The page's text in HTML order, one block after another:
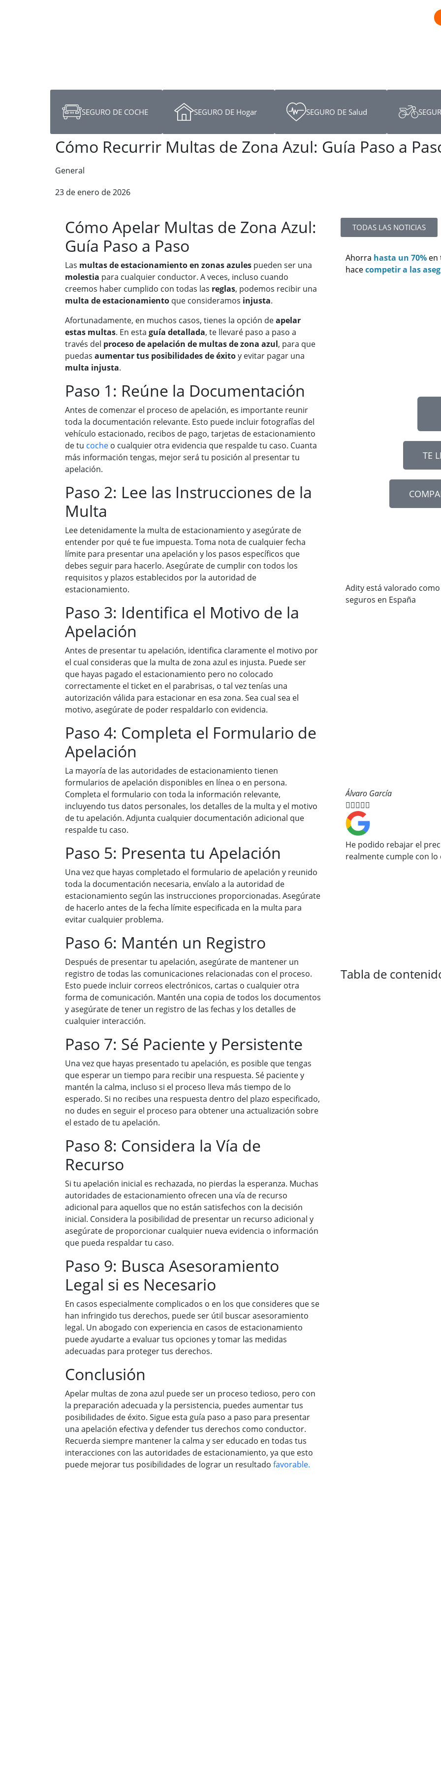
SEGURO DE COCHE SEGURO DE Hogar SEGURO DE Salud
Cómo Recurrir Multas de Zona Azul: Guía Paso a
General
23 de enero de 2026
Cómo Apelar Multas de Zona Azul:
Guía Paso a Paso
Las multas de estacionamiento en zonas azules pueden ser una
molestia para cualquier conductor. A veces, incluso cuando
creemos haber cumplido con todas las reglas, podemos recibir una
multa de estacionamiento que consideramos injusta.
Afortunadamente, en muchos casos, tienes la opción deapelar
estas multas. En esta guía detallada, te llevaré paso a paso a
través del proceso de apelación de multas de zona azul, para que
puedas aumentar tus posibilidades de éxitoy evitar pagar una
multa injusta.
Paso 1: Reúne la Documentación
Antes de comenzar el proceso de apelación, es importante reunir
toda la documentación relevante. Esto puede incluir fotografías del
vehículo estacionado, recibos de pago, tarjetas de estacionamiento
de tu coche o cualquier otra evidencia que respalde tu caso. Cuanta
más información tengas, mejor será tu posición al presentar tu
apelación.
Paso 2: Lee las Instrucciones de la
Multa
Lee detenidamente la multa de estacionamiento y asegúrate de
entender por qué te fue impuesta. Toma nota de cualquier fecha
límite para presentar una apelación y los pasos específicos que
debes seguir para hacerlo. Asegúrate de cumplir con todos los
requisitos y plazos establecidos por la autoridad de
estacionamiento.
Paso 3: Identifica el Motivo de la
Apelación
Antes de presentar tu apelación, identifica claramente el motivo por
el cual consideras que la multa de zona azul es injusta. Puede ser
que hayas pagado el estacionamiento pero no colocado
correctamente el ticket en el parabrisas, o tal vez tenías una
autorización válida para estacionar en esa zona. Sea cual sea el
motivo, asegúrate de poder respaldarlo con evidencia.
Paso 4: Completa el Formulario de
Apelación
La mayoría de las autoridades de estacionamiento tienen
formularios de apelación disponibles en línea o en persona.
Completa el formulario con toda la información relevante,
incluyendo tus datos personales, los detalles de la multa y el motivo
de tu apelación. Adjunta cualquier documentación adicional que
respalde tu caso.
Paso 5: Presenta tu Apelación
Una vez que hayas completado el formulario de apelación y reunido
toda la documentación necesaria, envíalo a la autoridad de
estacionamiento según las instrucciones proporcionadas. Asegúrate
de hacerlo antes de la fecha límite especificada en la multa para
evitar cualquier problema.
Paso 6: Mantén un Registro
Después de presentar tu apelación, asegúrate de mantener un
registro de todas las comunicaciones relacionadas con el proceso.
Esto puede incluir correos electrónicos, cartas o cualquier otra
forma de comunicación. Mantén una copia de todos los documentos
y asegúrate de tener un registro de las fechas y los detalles de
cualquier interacción.
Paso 7: Sé Paciente y Persistente
Una vez que hayas presentado tu apelación, es posible que tengas
que esperar un tiempo para recibir una respuesta. Sé paciente y
mantén la calma, incluso si el proceso lleva más tiempo de lo
esperado. Si no recibes una respuesta dentro del plazo especificado,
no dudes en seguir el proceso para obtener una actualización sobre
el estado de tu apelación.
Paso 8: Considera la Vía de
Recurso
Si tu apelación inicial es rechazada, no pierdas la esperanza. Muchas
autoridades de estacionamiento ofrecen una vía de recurso
adicional para aquellos que no están satisfechos con la decisión
inicial. Considera la posibilidad de presentar un recurso adicional y
asegúrate de proporcionar cualquier nueva evidencia o información
que pueda respaldar tu caso.
Paso 9: Busca Asesoramiento
Legal si es Necesario
En casos especialmente complicados o en los que consideres que se
han infringido tus derechos, puede ser útil buscar asesoramiento
legal. Un abogado con experiencia en casos de estacionamiento
puede ayudarte a evaluar tus opciones y tomar las medidas
adecuadas para proteger tus derechos.
Conclusión
Apelar multas de zona azul puede ser un proceso tedioso, pero con
la preparación adecuada y la persistencia, puedes aumentar tus
posibilidades de éxito. Sigue esta guía paso a paso para presentar
una apelación efectiva y defender tus derechos como conductor.
Recuerda siempre mantener la calma y ser educado en todas tus
interacciones con las autoridades de estacionamiento, ya que esto
puede mejorar tus posibilidades de lograr un resultado favorable.
TODAS LAS NOTICIAS
Ahorra hasta un 70%
hacecompetir a las
TE
Adity está valorado
seguros en España
Álvaro García

He podido rebajar el
realmente cumple con lo
Tabla de